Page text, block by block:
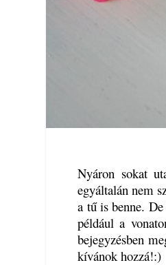
Nyáron sokat
egyáltalán nem
a tű is benne.
például a
bejegyzésben
kívánok hozzá!:)